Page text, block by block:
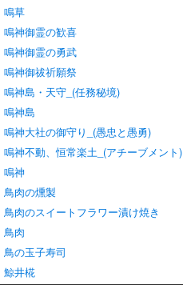
鳴草
鳴神御霊の歓喜
鳴神御霊の勇武
鳴神御祓祈願祭
鳴神島・天守_(任務秘境)
鳴神島
鳴神大社の御守り_(愚忠と愚勇)
鳴神不動、恒常楽土_(アチーブメント)
鳴神
鳥肉の燻製
鳥肉のスイートフラワー漬け焼き
鳥肉
鳥の玉子寿司
鯨井椛